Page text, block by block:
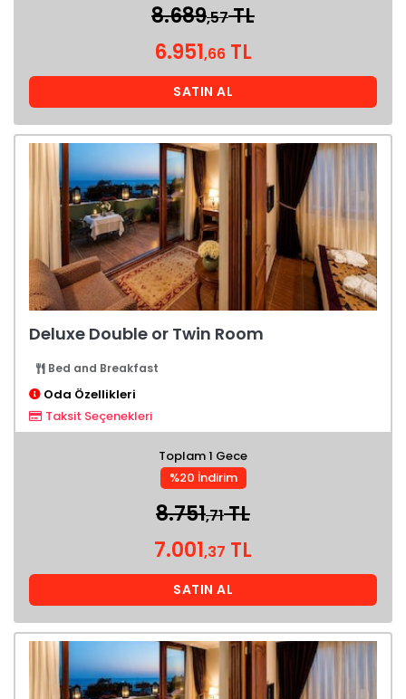
8.689,57TL
6.951,66 TL
SATIN AL
Deluxe Double or Twin Room
Bed and Breakfast
Oda Özellikleri
Taksit Seçenekleri
Toplam 1 Gece
%20 İndirim
8.751,71TL
7.001,37 TL
SATIN AL